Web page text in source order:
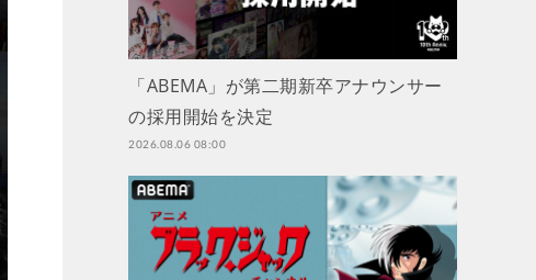
「ABEMA」が第二期新卒アナウンサー
の採用開始を決定
2026.08.06 08:00